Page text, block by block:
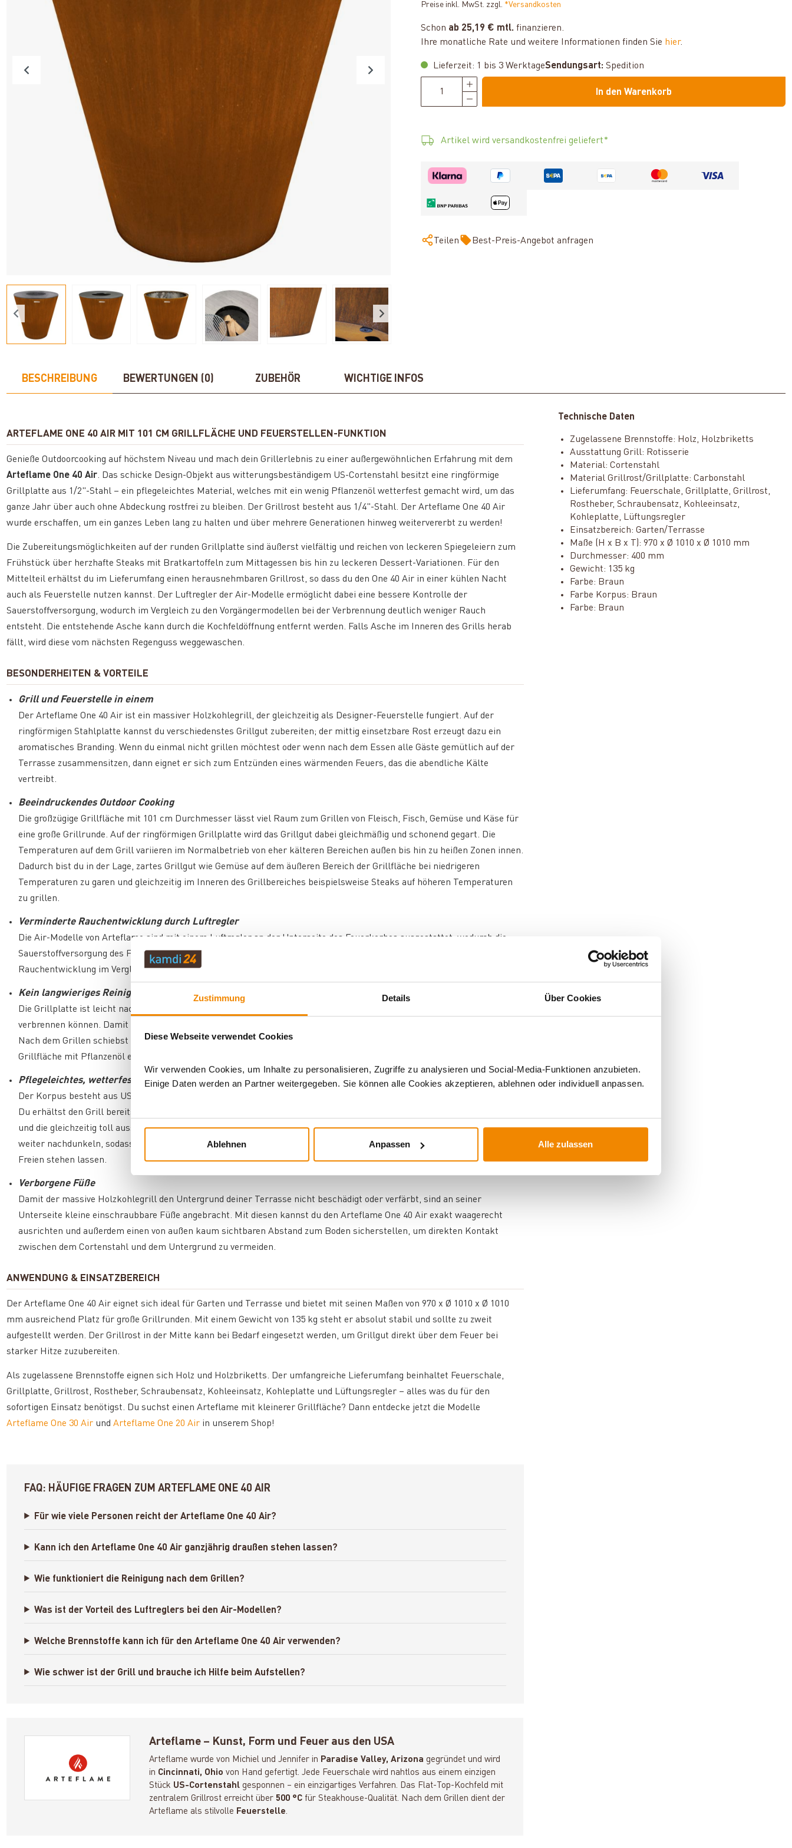
Zustimmung Details Über Cookies
Diese Webseite verwendet Cookies
Wir verwenden Cookies, um Inhalte zu personalisieren, Zugriffe zu analysieren und Social-Media-Funktionen anzubieten.
Einige Daten werden an Partner weitergegeben. Sie können alle Cookies akzeptieren, ablehnen oder individuell anpassen.
Ablehnen Anpassen Alle zulassen
Preise inkl. MwSt. zzgl. *Versandkosten
Schon ab 25,19 € mtl. finanzieren.
Ihre monatliche Rate und weitere Informationen finden Sie hier.
Lieferzeit: 1 bis 3 WerktageSendungsart: Spedition
In den Warenkorb
Artikel wird versandkostenfrei geliefert*
Teilen Best-Preis-Angebot anfragen
BESCHREIBUNG BEWERTUNGEN (0) ZUBEHÖR WICHTIGE INFOS
ARTEFLAME ONE 40 AIR MIT 101 CM GRILLFLÄCHE UND FEUERSTELLEN-FUNKTION
Genieße Outdoorcooking auf höchstem Niveau und mach dein Grillerlebnis zu einer außergewöhnlichen Erfahrung mit dem
Arteflame One 40 Air. Das schicke Design-Objekt aus witterungsbeständigem US-Cortenstahl besitzt eine ringförmige
Grillplatte aus 1/2"-Stahl – ein pflegeleichtes Material, welches mit ein wenig Pflanzenöl wetterfest gemacht wird, um das
ganze Jahr über auch ohne Abdeckung rostfrei zu bleiben. Der Grillrost besteht aus 1/4"-Stahl. Der Arteflame One 40 Air
wurde erschaffen, um ein ganzes Leben lang zu halten und über mehrere Generationen hinweg weitervererbt zu werden!
Die Zubereitungsmöglichkeiten auf der runden Grillplatte sind äußerst vielfältig und reichen von leckeren Spiegeleiern zum
Frühstück über herzhafte Steaks mit Bratkartoffeln zum Mittagessen bis hin zu leckeren Dessert-Variationen. Für den
Mittelteil erhältst du im Lieferumfang einen herausnehmbaren Grillrost, so dass du den One 40 Air in einer kühlen Nacht
auch als Feuerstelle nutzen kannst. Der Luftregler der Air-Modelle ermöglicht dabei eine bessere Kontrolle der
Sauerstoffversorgung, wodurch im Vergleich zu den Vorgängermodellen bei der Verbrennung deutlich weniger Rauch
entsteht. Die entstehende Asche kann durch die Kochfeldöffnung entfernt werden. Falls Asche im Inneren des Grills herab
fällt, wird diese vom nächsten Regenguss weggewaschen.
BESONDERHEITEN & VORTEILE
Grill und Feuerstelle in einem
Der Arteflame One 40 Air ist ein massiver Holzkohlegrill, der gleichzeitig als Designer-Feuerstelle fungiert. Auf der
ringförmigen Stahlplatte kannst du verschiedenstes Grillgut zubereiten; der mittig einsetzbare Rost erzeugt dazu ein
aromatisches Branding. Wenn du einmal nicht grillen möchtest oder wenn nach dem Essen alle Gäste gemütlich auf der
Terrasse zusammensitzen, dann eignet er sich zum Entzünden eines wärmenden Feuers, das die abendliche Kälte
vertreibt.
Beeindruckendes Outdoor Cooking
Die großzügige Grillfläche mit 101 cm Durchmesser lässt viel Raum zum Grillen von Fleisch, Fisch, Gemüse und Käse für
eine große Grillrunde. Auf der ringförmigen Grillplatte wird das Grillgut dabei gleichmäßig und schonend gegart. Die
Temperaturen auf dem Grill variieren im Normalbetrieb von eher kälteren Bereichen außen bis hin zu heißen Zonen innen.
Dadurch bist du in der Lage, zartes Grillgut wie Gemüse auf dem äußeren Bereich der Grillfläche bei niedrigeren
Temperaturen zu garen und gleichzeitig im Inneren des Grillbereiches beispielsweise Steaks auf höheren Temperaturen
zu grillen.
Verminderte Rauchentwicklung durch Luftregler
Die Air-Modelle von Arteflame sind mit einem Luftregler an der Unterseite des Feuerkorbes ausgestattet, wodurch die
Sauerstoffversorgung des Feuers besser kontrolliert werden kann. Das Ergebnis ist eine deutlich geringere
Rauchentwicklung im Vergleich zu den Vorgängermodellen.
Kein langwieriges Reinigen
Die Grillplatte ist leicht nach unten gewölbt, sodass Fett und Grillflüssigkeiten immer nach innen abfließen und
verbrennen können. Damit wird vermieden, dass Bratensäfte über den Rand des Grills tropfen und diesen verunreinigen.
Nach dem Grillen schiebst du die auf der Grillplatte verbliebenen Reste einfach in die Glut und reibst die noch warme
Grillfläche mit Pflanzenöl ein – schon ist der Grill bereit für den nächsten Einsatz.
Pflegeleichtes, wetterfestes Material
Der Korpus besteht aus US-amerikanischem Cortenstahl, dessen Oberfläche sich mit der Zeit immer weiter verändert.
Du erhältst den Grill bereits mit einer Rostschicht, die den darunterliegenden Stahl vor weiterer Verwitterung schützt
und die gleichzeitig toll aussieht. Nachdem du den Grill bei dir aufgestellt hast, wird die Oberfläche witterungsbedingt
weiter nachdunkeln, sodass sich eine individuelle Maserung ergibt. Du kannst den Grill ganzjährig ohne Abdeckung im
Freien stehen lassen.
Verborgene Füße
Damit der massive Holzkohlegrill den Untergrund deiner Terrasse nicht beschädigt oder verfärbt, sind an seiner
Unterseite kleine einschraubbare Füße angebracht. Mit diesen kannst du den Arteflame One 40 Air exakt waagerecht
ausrichten und außerdem einen von außen kaum sichtbaren Abstand zum Boden sicherstellen, um direkten Kontakt
zwischen dem Cortenstahl und dem Untergrund zu vermeiden.
ANWENDUNG & EINSATZBEREICH
Der Arteflame One 40 Air eignet sich ideal für Garten und Terrasse und bietet mit seinen Maßen von 970 x Ø 1010 x Ø 1010
mm ausreichend Platz für große Grillrunden. Mit einem Gewicht von 135 kg steht er absolut stabil und sollte zu zweit
aufgestellt werden. Der Grillrost in der Mitte kann bei Bedarf eingesetzt werden, um Grillgut direkt über dem Feuer bei
starker Hitze zuzubereiten.
Als zugelassene Brennstoffe eignen sich Holz und Holzbriketts. Der umfangreiche Lieferumfang beinhaltet Feuerschale,
Grillplatte, Grillrost, Rostheber, Schraubensatz, Kohleeinsatz, Kohleplatte und Lüftungsregler – alles was du für den
sofortigen Einsatz benötigst. Du suchst einen Arteflame mit kleinerer Grillfläche? Dann entdecke jetzt die Modelle
Arteflame One 30 Air undArteflame One 20 Air in unserem Shop!
FAQ: HÄUFIGE FRAGEN ZUM ARTEFLAME ONE 40 AIR
Für wie viele Personen reicht der Arteflame One 40 Air?
Kann ich den Arteflame One 40 Air ganzjährig draußen stehen lassen?
Wie funktioniert die Reinigung nach dem Grillen?
Was ist der Vorteil des Luftreglers bei den Air-Modellen?
Welche Brennstoffe kann ich für den Arteflame One 40 Air verwenden?
Wie schwer ist der Grill und brauche ich Hilfe beim Aufstellen?
Arteflame – Kunst, Form und Feuer aus den USA
Arteflame wurde von Michiel und Jennifer in Paradise Valley, Arizona gegründet und wird
in Cincinnati, Ohio von Hand gefertigt. Jede Feuerschale wird nahtlos aus einem einzigen
Stück US-Cortenstahl gesponnen – ein einzigartiges Verfahren. Das Flat-Top-Kochfeld mit
zentralem Grillrost erreicht über 500 °C für Steakhouse-Qualität. Nach dem Grillen dient der
Arteflame als stilvolle Feuerstelle.
Technische Daten
Zugelassene Brennstoffe: Holz, Holzbriketts
Ausstattung Grill: Rotisserie
Material: Cortenstahl
Material Grillrost/Grillplatte: Carbonstahl
Lieferumfang: Feuerschale, Grillplatte, Grillrost,
Rostheber, Schraubensatz, Kohleeinsatz,
Kohleplatte, Lüftungsregler
Einsatzbereich: Garten/Terrasse
Maße (H x B x T): 970 x Ø 1010 x Ø 1010 mm
Durchmesser: 400 mm
Gewicht: 135 kg
Farbe: Braun
Farbe Korpus: Braun
Farbe: Braun